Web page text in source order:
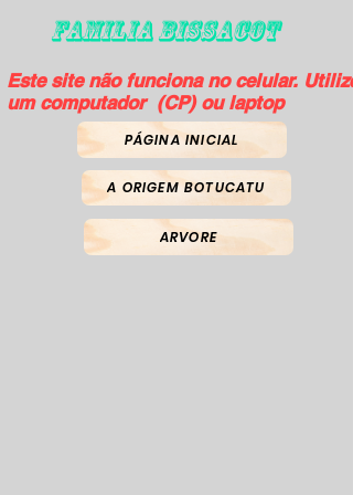
FAMILIA BISSACOT
Este site não funciona no celular. Utilize
um computador (CP) ou laptop
PÁGINA INICIAL
A ORIGEM BOTUCATU
ARVORE